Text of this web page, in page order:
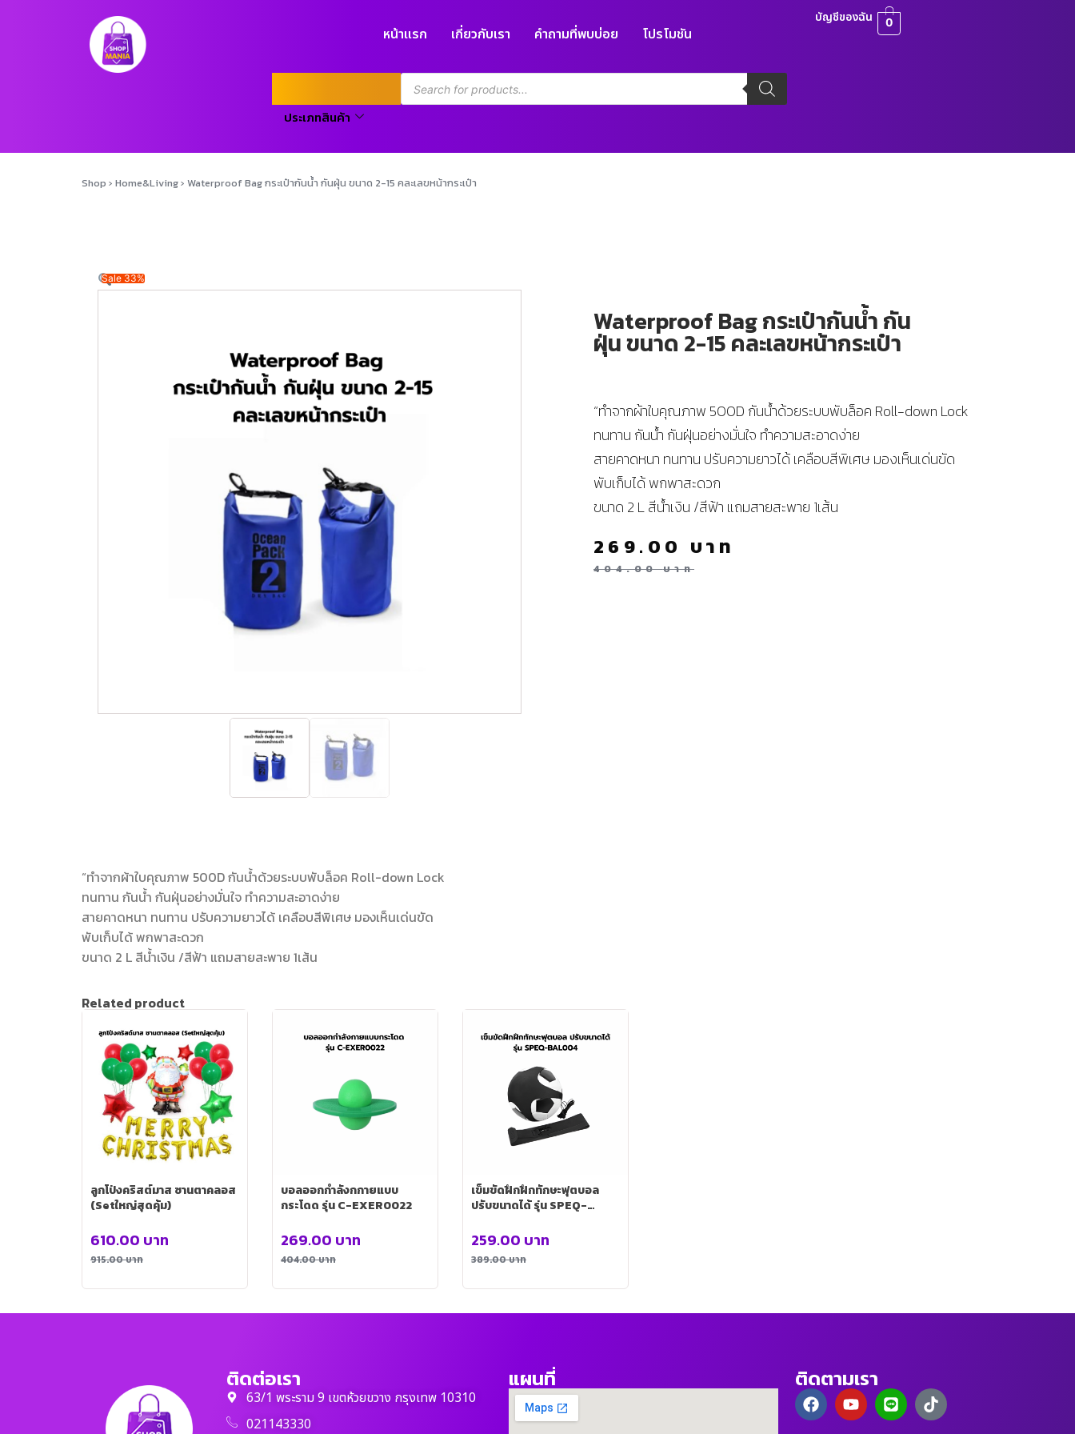
หน้าแรก เกี่ยวกับเรา คำถามที่พบบ่อย โปรโมชัน
ประเภทสินค้า
บัญชีของฉัน 0
Shop › Home&Living› Waterproof Bag กระเป๋ากันน้ำ กันฝุ่น ขนาด 2-15 คละเลขหน้ากระเป๋า
Sale 33%
Waterproof Bag กระเป๋ากันน้ำ กัน
ฝุ่น ขนาด 2-15 คละเลขหน้ากระเป๋า
“ทำจากผ้าใบคุณภาพ 500D กันน้ำด้วยระบบพับล็อค Roll-down Lock
ทนทาน กันน้ำ กันฝุ่นอย่างมั่นใจ ทำความสะอาดง่าย
สายคาดหนา ทนทาน ปรับความยาวได้ เคลือบสีพิเศษ มองเห็นเด่นขัด
พับเก็บได้ พกพาสะดวก
ขนาด 2 L สีน้ำเงิน /สีฟ้า แถมสายสะพาย 1เส้น
404.00บาท
269.00 บาท
“ทำจากผ้าใบคุณภาพ 500D กันน้ำด้วยระบบพับล็อค Roll-down Lock
ทนทาน กันน้ำ กันฝุ่นอย่างมั่นใจ ทำความสะอาดง่าย
สายคาดหนา ทนทาน ปรับความยาวได้ เคลือบสีพิเศษ มองเห็นเด่นขัด
พับเก็บได้ พกพาสะดวก
ขนาด 2 L สีน้ำเงิน /สีฟ้า แถมสายสะพาย 1เส้น
Related product
ลูกโป่งคริสต์มาส ซานตาคลอส
(Setใหญ่สุดคุ้ม)
915.00บาท
610.00 บาท
บอลออกกำลังกกายแบบ
กระโดด รุ่น C-EXER0022
404.00บาท
269.00 บาท
เข็มขัดฝึกฝึกทักษะฟุตบอล
ปรับขนาดได้ รุ่น SPEQ-
389.00บาท
259.00 บาท
ติดต่อเรา
63/1 พระราม 9 เขตห้วยขวาง กรุงเทพ 10310
021143330
แผนที่ ติดตามเรา